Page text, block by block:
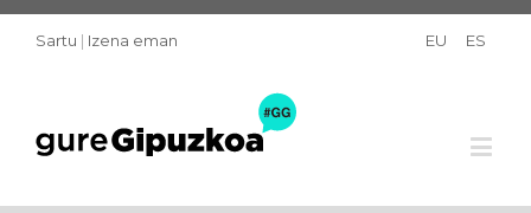
Sartu | Izena eman EU ES